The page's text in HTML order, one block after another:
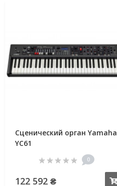
Сценический орган Yamaha
YC61
0
122 592 ₴